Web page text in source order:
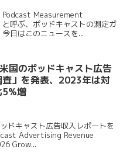
Podcast Measurement
呼ぶ、ポッドキャストの測定ガ
日はこのニュースを...
国のポッドキャスト広告
査」を発表、2023年は対
5%増
ドキャスト広告収入レポートを
Advertising Revenue
Grow...